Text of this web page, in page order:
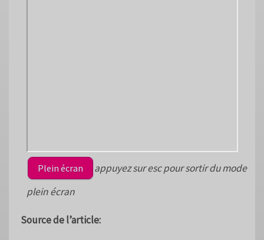
Plein écran
appuyez sur esc pour sortir du mode
plein écran
Source de l’article: